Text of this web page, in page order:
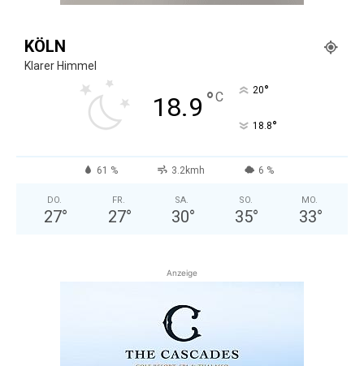
KÖLN
Klarer Himmel
18.9 °C 20°
18.8°
61 % 3.2kmh 6 %
DO.
27°
FR.
27°
SA.
30°
SO.
35°
MO.
33°
Anzeige